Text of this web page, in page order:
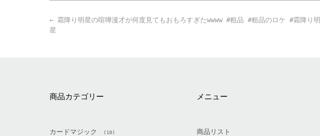
Post
navigation
← 霜降り明星の喧嘩漫才が何度見てもおもろすぎたwwww #粗品 #粗品のロケ #霜降り明
星
商品カテゴリー
カードマジック (10)
メニュー
商品リスト